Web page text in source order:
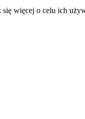
więcej o celu ich